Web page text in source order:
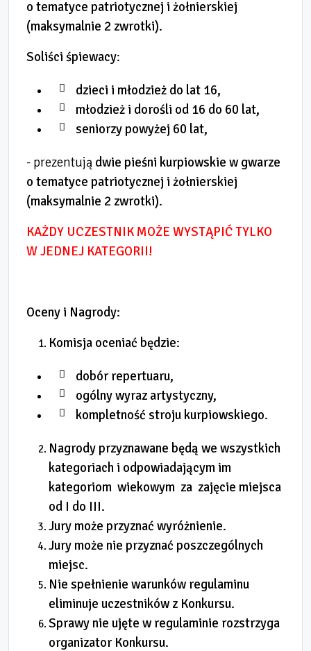
o tematyce patriotycznej i żołnierskiej
(maksymalnie 2 zwrotki).
Soliści śpiewacy:
dzieci i młodzież do lat 16,
młodzież i dorośli od 16 do 60 lat,
seniorzy powyżej 60 lat,
- prezentują dwie pieśni kurpiowskie w gwarze
o tematyce patriotycznej i żołnierskiej
(maksymalnie 2 zwrotki).
KAŻDY UCZESTNIK MOŻE WYSTĄPIĆ TYLKO
W JEDNEJ KATEGORII!
Oceny i Nagrody:
Komisja oceniać będzie:
dobór repertuaru,
ogólny wyraz artystyczny,
kompletność stroju kurpiowskiego.
Nagrody przyznawane będą we wszystkich
kategoriach i odpowiadającym im
kategoriom wiekowym za zajęcie miejsca
od I do III.
Jury może przyznać wyróżnienie.
Jury może nie przyznać poszczególnych
miejsc.
Nie spełnienie warunków regulaminu
eliminuje uczestników z Konkursu.
Sprawy nie ujęte w regulaminie rozstrzyga
organizator Konkursu.